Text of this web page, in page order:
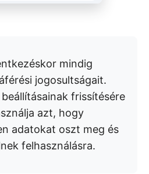
mindig
jogosultságait.
frissítésére
azt, hogy
adatokat oszt meg és
felhasználásra.